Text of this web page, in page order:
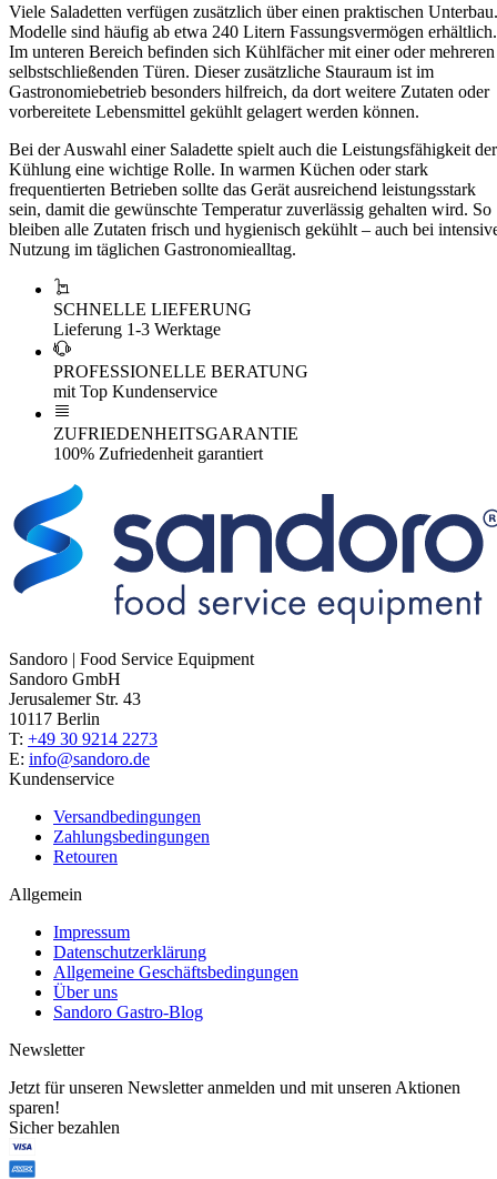
Viele Saladetten verfügen zusätzlich über einen praktischen Unterbau.
Modelle sind häufig ab etwa 240 Litern Fassungsvermögen erhältlich.
Im unteren Bereich befinden sich Kühlfächer mit einer oder mehreren
selbstschließenden Türen. Dieser zusätzliche Stauraum ist im
Gastronomiebetrieb besonders hilfreich, da dort weitere Zutaten oder
vorbereitete Lebensmittel gekühlt gelagert werden können.
Bei der Auswahl einer Saladette spielt auch die Leistungsfähigkeit der
Kühlung eine wichtige Rolle. In warmen Küchen oder stark
frequentierten Betrieben sollte das Gerät ausreichend leistungsstark
sein, damit die gewünschte Temperatur zuverlässig gehalten wird. So
bleiben alle Zutaten frisch und hygienisch gekühlt – auch bei
Nutzung im täglichen Gastronomiealltag.
SCHNELLE LIEFERUNG
Lieferung 1-3 Werktage
PROFESSIONELLE BERATUNG
mit Top Kundenservice
ZUFRIEDENHEITSGARANTIE
100% Zufriedenheit garantiert
Sandoro | Food Service Equipment
Sandoro GmbH
Jerusalemer Str. 43
10117 Berlin
T: +49 30 9214 2273
E: info@sandoro.de
Kundenservice
Versandbedingungen
Zahlungsbedingungen
Retouren
Allgemein
Impressum
Datenschutzerklärung
Allgemeine Geschäftsbedingungen
Über uns
Sandoro Gastro-Blog
Newsletter
Jetzt für unseren Newsletter anmelden und mit unseren Aktionen
sparen!
Sicher bezahlen